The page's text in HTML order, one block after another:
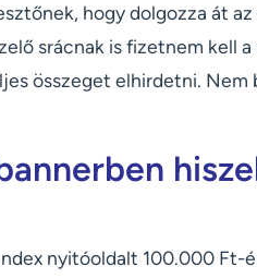
hogy dolgozza át
srácnak is fizetnem kell
összeget elhirdetni. Nem
nyitóoldalt 100.000 Ft-